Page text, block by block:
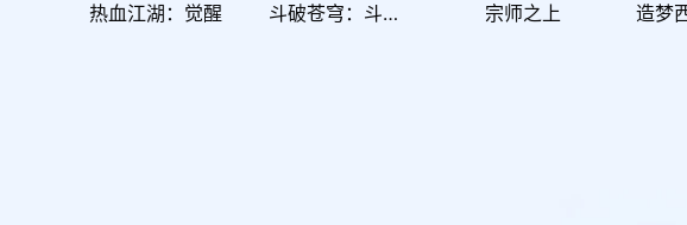
热血江湖：觉醒 斗破苍穹：斗帝之路 宗师之上